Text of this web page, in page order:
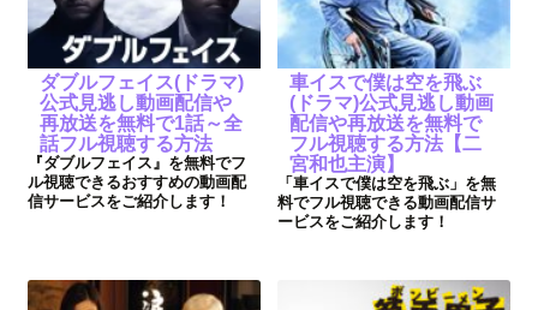
ダブルフェイス(ドラマ)
公式見逃し動画配信や
再放送を無料で1話～全
話フル視聴する方法
『ダブルフェイス』を無料でフ
ル視聴できるおすすめの動画配
信サービスをご紹介します！
車イスで僕は空を飛ぶ
(ドラマ)公式見逃し動画
配信や再放送を無料で
フル視聴する方法【二
宮和也主演】
「車イスで僕は空を飛ぶ」を無
料でフル視聴できる動画配信サ
ービスをご紹介します！